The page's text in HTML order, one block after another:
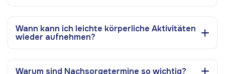
Wann kann ich leichte körperliche Aktivitäten
wieder aufnehmen?
Warum sind Nachsorgetermine so wichtig?